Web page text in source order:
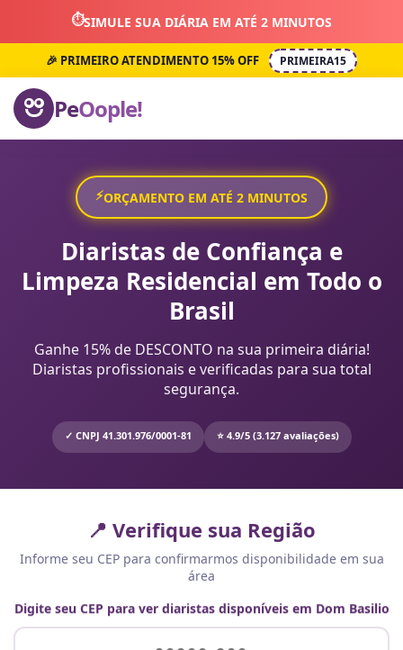
⏱️SIMULE SUA DIÁRIA EM ATÉ 2 MINUTOS
🎉 PRIMEIRO ATENDIMENTO 15% OFF PRIMEIRA15
PeOople!
⚡ORÇAMENTO EM ATÉ 2 MINUTOS
Diaristas de Confiança e
Limpeza Residencial em Todo o
Brasil
Ganhe 15% de DESCONTO na sua primeira diária!
Diaristas profissionais e verificadas para sua total
segurança.
✓ CNPJ 41.301.976/0001-81 ⭐ 4.9/5 (3.127 avaliações)
📍 Verifique sua Região
Informe seu CEP para confirmarmos disponibilidade em sua
área
Digite seu CEP para ver diaristas disponíveis em Dom Basilio